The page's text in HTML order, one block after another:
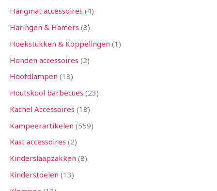
Hangmat accessoires 4
Haringen & Hamers 8
Hoekstukken & Koppelingen 1
Honden accessoires 2
Hoofdlampen 18
Houtskool barbecues 23
Kachel Accessoires 18
Kampeerartikelen 559
Kast accessoires 2
Kinderslaapzakken 8
Kinderstoelen 13